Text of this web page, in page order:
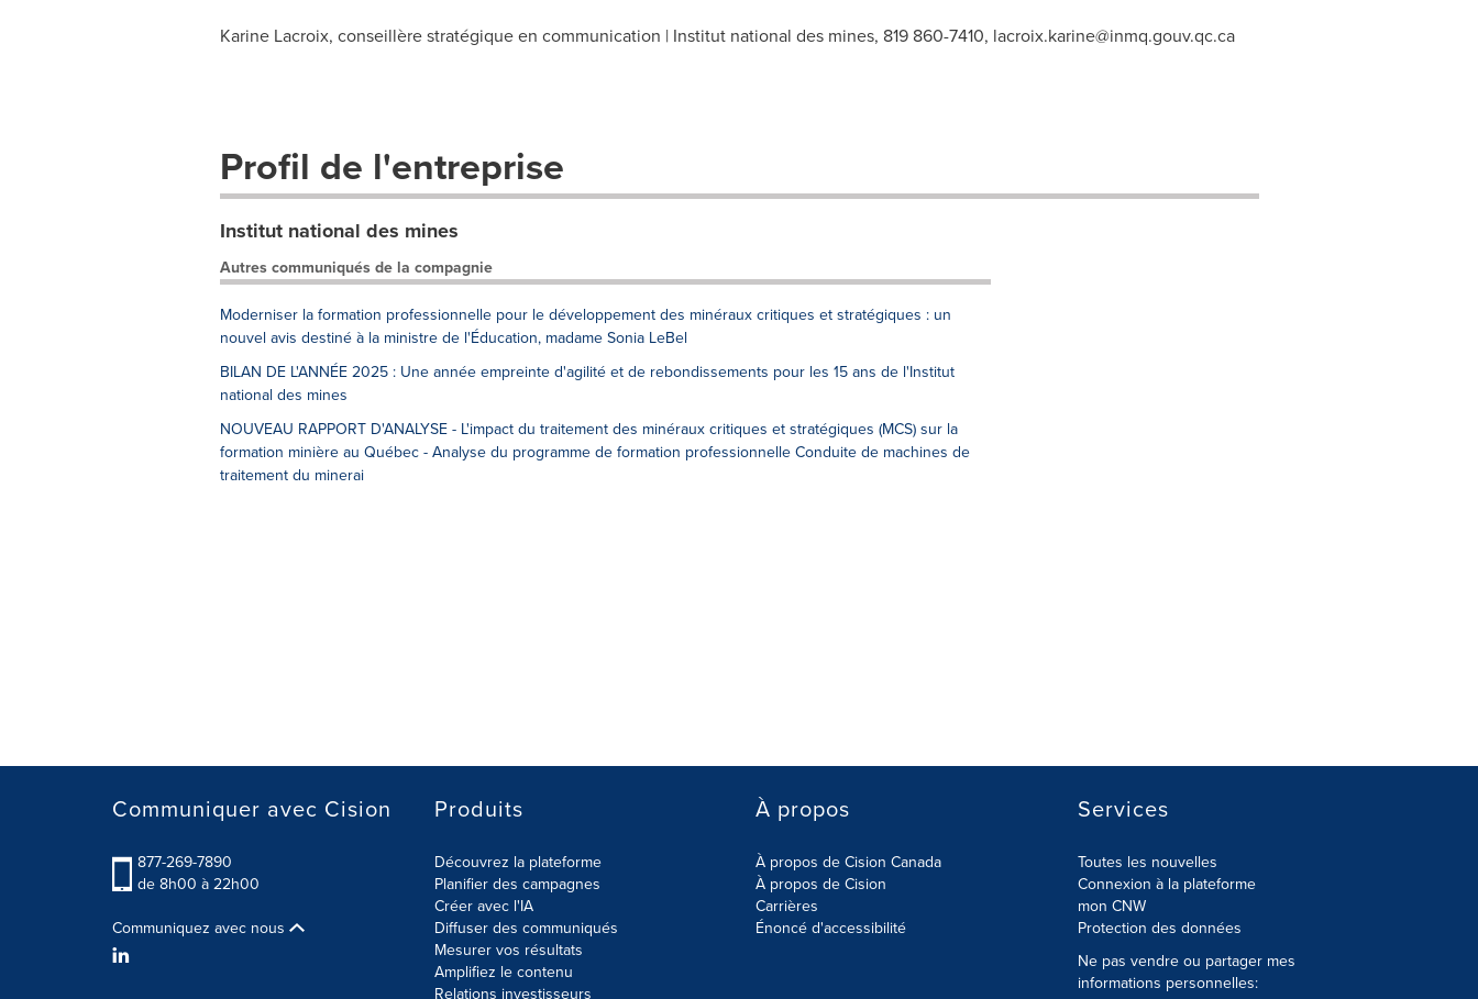
Karine Lacroix, conseillère stratégique en communication | Institut national des mines, 819 860-7410, lacroix.karine@inmq.gouv.qc.ca
Profil de l'entreprise
Institut national des mines
Autres communiqués de la compagnie
Moderniser la formation professionnelle pour le développement des minéraux critiques et stratégiques : un
nouvel avis destiné à la ministre de l'Éducation, madame Sonia LeBel
BILAN DE L'ANNÉE 2025 : Une année empreinte d'agilité et de rebondissements pour les 15 ans de l'Institut
national des mines
NOUVEAU RAPPORT D'ANALYSE - L'impact du traitement des minéraux critiques et stratégiques (MCS) sur la
formation minière au Québec - Analyse du programme de formation professionnelle Conduite de machines de
traitement du minerai
Communiquer avec Cision
877-269-7890
de 8h00 à 22h00
Communiquez avec nous
Produits
Découvrez la plateforme
Planifier des campagnes
Créer avec l'IA
Diffuser des communiqués
Mesurer vos résultats
Amplifiez le contenu
Relations investisseurs
À propos
À propos de Cision Canada
À propos de Cision
Carrières
Énoncé d'accessibilité
Services
Toutes les nouvelles
Connexion à la plateforme
mon CNW
Protection des données
Ne pas vendre ou partager mes
informations personnelles: